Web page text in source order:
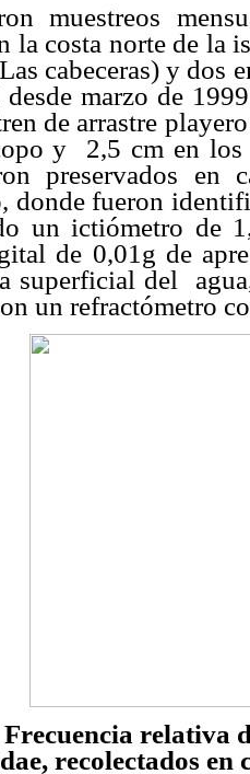
muestreos
la costa norte de la
cabeceras) y dos
desde marzo de
de arrastre
y 2,5 cm en los
preservados en
donde fueron
un ictiómetro de
de 0,01g de
superficial del
un refractómetro
relativa
recolectados en